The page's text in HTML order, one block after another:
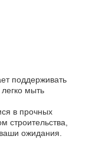
поддерживать
мыть
в прочных
ожидания.